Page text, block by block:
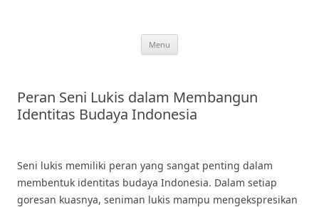
Menu
Peran Seni Lukis dalam Membangun
Identitas Budaya Indonesia
Seni lukis memiliki peran yang sangat penting dalam
membentuk identitas budaya Indonesia. Dalam setiap
goresan kuasnya, seniman lukis mampu mengekspresikan